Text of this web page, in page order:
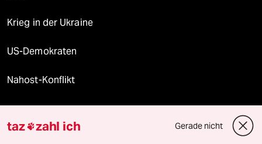
Krieg in der Ukraine
US-Demokraten
Nahost-Konflikt
Verlag
taz zahl ich Gerade nicht